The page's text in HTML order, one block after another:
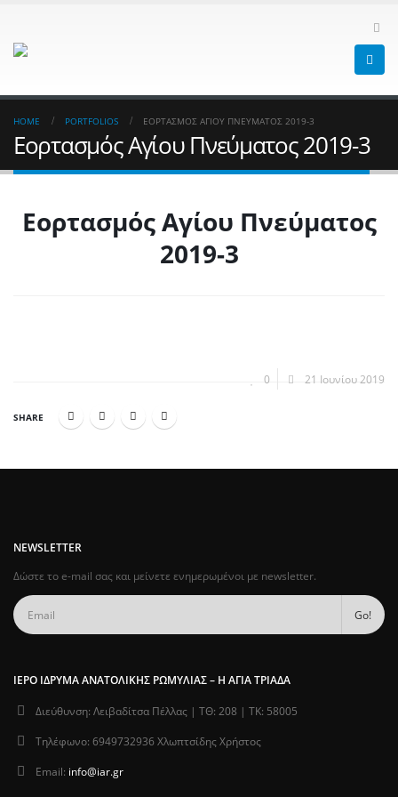
HOME PORTFOLIOS ΕΟΡΤΑΣΜΌΣ ΑΓΊΟΥ ΠΝΕΎΜΑΤΟΣ 2019-3
Εορτασμός Αγίου Πνεύματος 2019-3
Εορτασμός Αγίου Πνεύματος
2019-3
0 21 Ιουνίου 2019
SHARE
NEWSLETTER
Δώστε το e-mail σας και μείνετε ενημερωμένοι με newsletter.
ΙΕΡΌ ΊΔΡΥΜΑ ΑΝΑΤΟΛΙΚΉΣ ΡΩΜΥΛΊΑΣ – Η ΑΓΊΑ ΤΡΙΆΔΑ
Διεύθυνση: Λειβαδίτσα Πέλλας | ΤΘ: 208 | ΤΚ: 58005
Τηλέφωνο: 6949732936 Χλωπτσίδης Χρήστος
Email: info@iar.gr